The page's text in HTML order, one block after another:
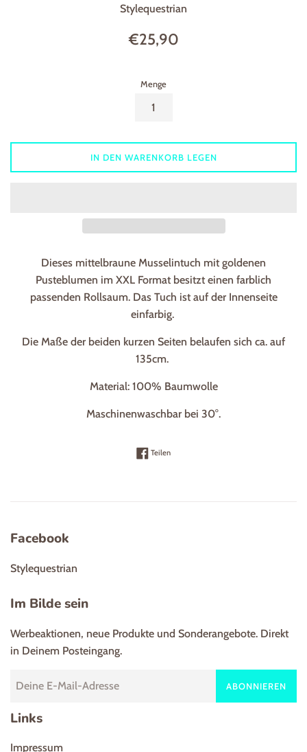
Stylequestrian
Normaler
€25,90
Menge
IN DEN WARENKORB LEGEN
Dieses mittelbraune Musselintuch mit goldenen
Pusteblumen im XXL Format besitzt einen farblich
passenden Rollsaum. Das Tuch ist auf der Innenseite
einfarbig.
Die Maße der beiden kurzen Seiten belaufen sich ca. auf
135cm.
Material: 100% Baumwolle
Maschinenwaschbar bei 30°.
TeilenAuf Facebook teilen
Facebook
Stylequestrian
Im Bilde sein
Werbeaktionen, neue Produkte und Sonderangebote. Direkt
in Deinem Posteingang.
ABONNIEREN
Links
Impressum